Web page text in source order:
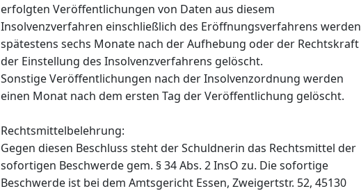
erfolgten Veröffentlichungen von Daten aus diesem
Insolvenzverfahren einschließlich des Eröffnungsverfahrens werden
spätestens sechs Monate nach der Aufhebung oder der Rechtskraft
der Einstellung des Insolvenzverfahrens gelöscht.
Sonstige Veröffentlichungen nach der Insolvenzordnung werden
einen Monat nach dem ersten Tag der Veröffentlichung gelöscht.
Rechtsmittelbelehrung:
Gegen diesen Beschluss steht der Schuldnerin das Rechtsmittel der
sofortigen Beschwerde gem. § 34 Abs. 2 InsO zu. Die sofortige
Beschwerde ist bei dem Amtsgericht Essen, Zweigertstr. 52, 45130